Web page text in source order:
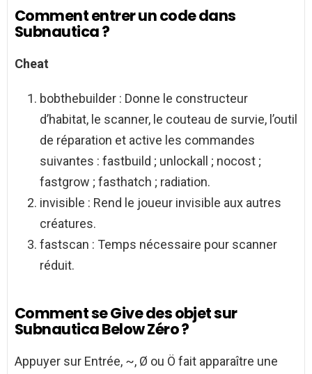
Comment entrer un code dans
Subnautica ?
Cheat
bobthebuilder : Donne le constructeur
d’habitat, le scanner, le couteau de survie, l’outil
de réparation et active les commandes
suivantes : fastbuild ; unlockall ; nocost ;
fastgrow ; fasthatch ; radiation.
invisible : Rend le joueur invisible aux autres
créatures.
fastscan : Temps nécessaire pour scanner
réduit.
Comment se Give des objet sur
Subnautica Below Zéro ?
Appuyer sur Entrée, ~, Ø ou Ö fait apparaître une